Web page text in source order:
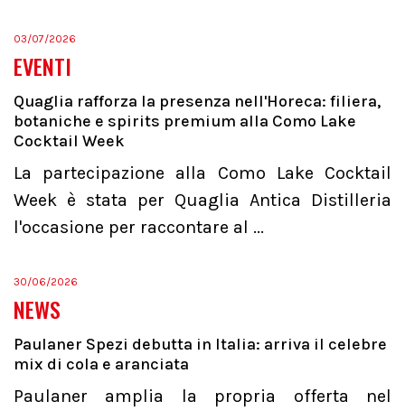
03/07/2026
EVENTI
Quaglia rafforza la presenza nell'Horeca: filiera,
botaniche e spirits premium alla Como Lake
Cocktail Week
La partecipazione alla Como Lake Cocktail
Week è stata per Quaglia Antica Distilleria
l'occasione per raccontare al ...
30/06/2026
NEWS
Paulaner Spezi debutta in Italia: arriva il celebre
mix di cola e aranciata
Paulaner amplia la propria offerta nel